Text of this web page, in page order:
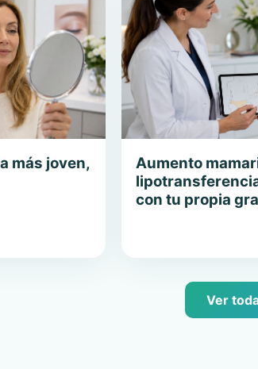
más joven,
Aumento
con tu propia
Ver